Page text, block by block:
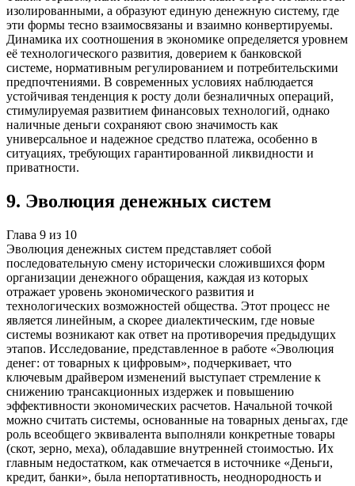
изолированными, а образуют единую денежную систему, где
эти формы тесно взаимосвязаны и взаимно конвертируемы.
Динамика их соотношения в экономике определяется уровнем
её технологического развития, доверием к банковской
системе, нормативным регулированием и потребительскими
предпочтениями. В современных условиях наблюдается
устойчивая тенденция к росту доли безналичных операций,
стимулируемая развитием финансовых технологий, однако
наличные деньги сохраняют свою значимость как
универсальное и надежное средство платежа, особенно в
ситуациях, требующих гарантированной ликвидности и
приватности.
9. Эволюция денежных систем
Глава 9 из 10
Эволюция денежных систем представляет собой
последовательную смену исторически сложившихся форм
организации денежного обращения, каждая из которых
отражает уровень экономического развития и
технологических возможностей общества. Этот процесс не
является линейным, а скорее диалектическим, где новые
системы возникают как ответ на противоречия предыдущих
этапов. Исследование, представленное в работе «Эволюция
денег: от товарных к цифровым», подчеркивает, что
ключевым драйвером изменений выступает стремление к
снижению трансакционных издержек и повышению
эффективности экономических расчетов. Начальной точкой
можно считать системы, основанные на товарных деньгах, где
роль всеобщего эквивалента выполняли конкретные товары
(скот, зерно, меха), обладавшие внутренней стоимостью. Их
главным недостатком, как отмечается в источнике «Деньги,
кредит, банки», была непортативность, неоднородность и